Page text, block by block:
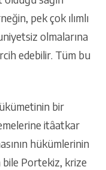
pek çok ılımlı
olmalarına
edebilir. Tüm bu
bir
itâatkar
hükümlerinin
bile Portekiz, krize